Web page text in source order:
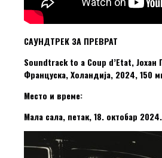
САУНДТРЕК ЗА ПРЕВРАТ
Soundtrack to a Coup d’Etat, Јохан
Француска, Холандија, 2024, 150
Место и време:
Мала сала, петак, 18. октобар